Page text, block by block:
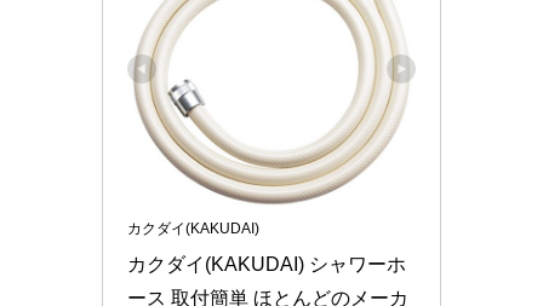
カクダイ(KAKUDAI)
カクダイ(KAKUDAI) シャワーホ
ース 取付簡単 ほとんどのメーカ